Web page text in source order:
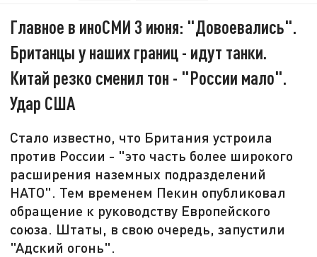
Главное в иноСМИ 3 июня: "Довоевались".
Британцы у наших границ - идут танки.
Китай резко сменил тон - "России мало".
Удар США
Стало известно, что Британия устроила
против России - "это часть более широкого
расширения наземных подразделений
НАТО". Тем временем Пекин опубликовал
обращение к руководству Европейского
союза. Штаты, в свою очередь, запустили
"Адский огонь".